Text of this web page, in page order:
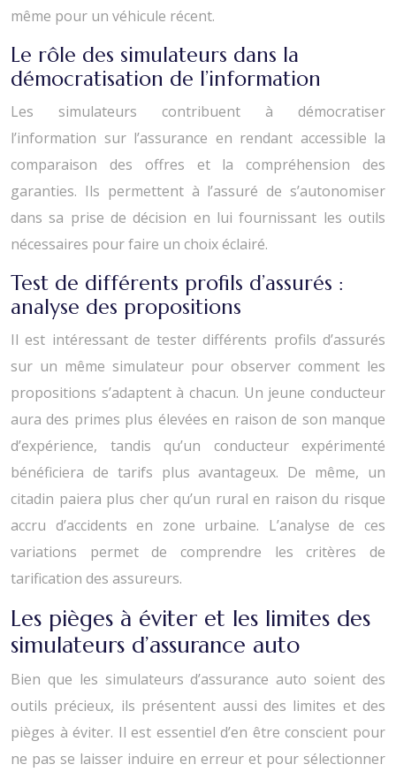
même pour un véhicule récent.
Le rôle des simulateurs dans la
démocratisation de l’information
Les simulateurs contribuent à démocratiser
l’information sur l’assurance en rendant accessible la
comparaison des offres et la compréhension des
garanties. Ils permettent à l’assuré de s’autonomiser
dans sa prise de décision en lui fournissant les outils
nécessaires pour faire un choix éclairé.
Test de différents profils d’assurés :
analyse des propositions
Il est intéressant de tester différents profils d’assurés
sur un même simulateur pour observer comment les
propositions s’adaptent à chacun. Un jeune conducteur
aura des primes plus élevées en raison de son manque
d’expérience, tandis qu’un conducteur expérimenté
bénéficiera de tarifs plus avantageux. De même, un
citadin paiera plus cher qu’un rural en raison du risque
accru d’accidents en zone urbaine. L’analyse de ces
variations permet de comprendre les critères de
tarification des assureurs.
Les pièges à éviter et les limites des
simulateurs d’assurance auto
Bien que les simulateurs d’assurance auto soient des
outils précieux, ils présentent aussi des limites et des
pièges à éviter. Il est essentiel d’en être conscient pour
ne pas se laisser induire en erreur et pour sélectionner